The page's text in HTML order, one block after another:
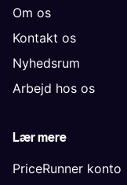
Om os
Kontakt os
Nyhedsrum
Arbejd hos os
Lær mere
PriceRunner konto